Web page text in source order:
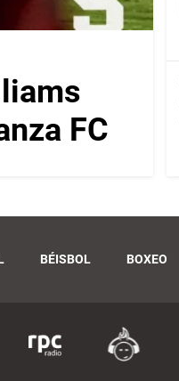
FC
BÉISBOL BOXEO